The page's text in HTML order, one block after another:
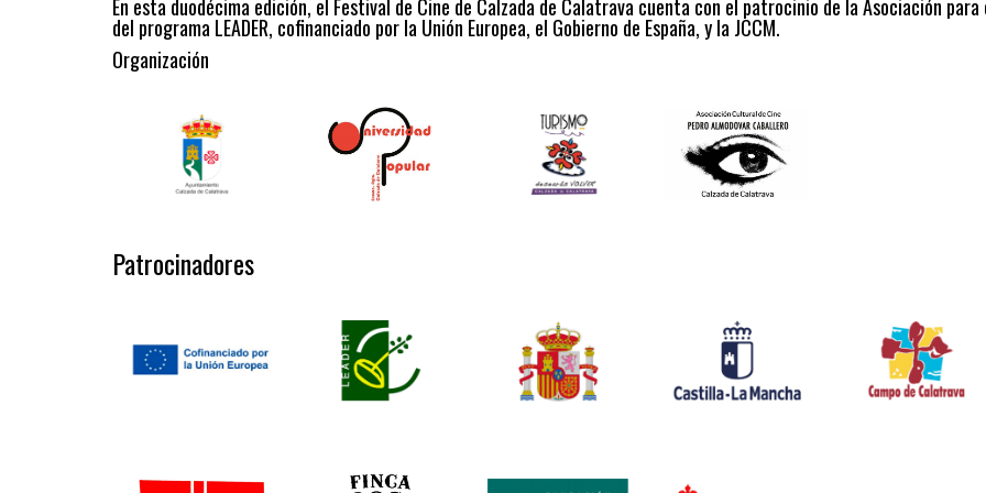
En esta duodécima edición, el Festival de Cine de Calzada de Calatrava cuenta con el patrocinio de la Asociación
del programa LEADER, cofinanciado por la Unión Europea, el Gobierno de España, y la JCCM.
Organización
Patrocinadores